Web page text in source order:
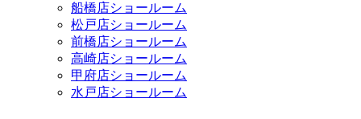
船橋店ショールーム
松戸店ショールーム
前橋店ショールーム
高崎店ショールーム
甲府店ショールーム
水戸店ショールーム